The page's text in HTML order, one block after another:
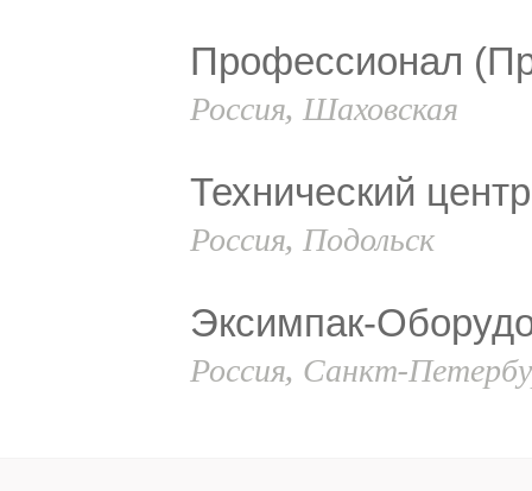
Профессионал
Россия, Шаховская
Технический
Россия, Подольск
Эксимпак-
Россия, Санкт-